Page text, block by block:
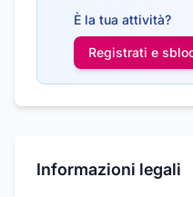
È la tua attività?
Registrati e
Informazioni legali